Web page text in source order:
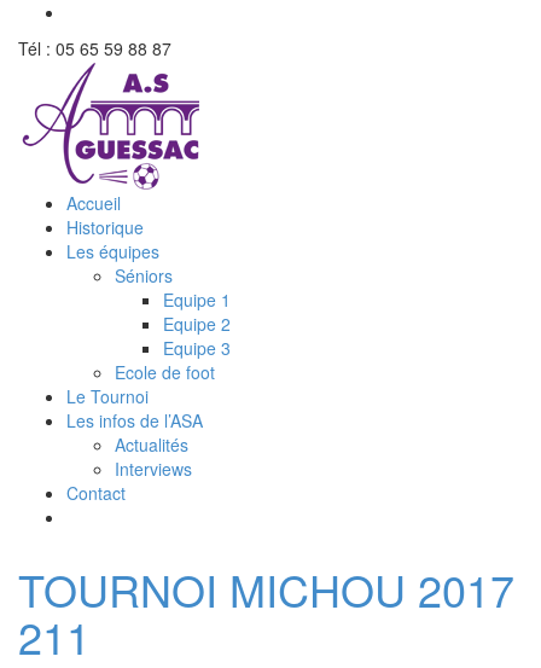
Tél : 05 65 59 88 87
Accueil
Historique
Les équipes
Séniors
Equipe 1
Equipe 2
Equipe 3
Ecole de foot
Le Tournoi
Les infos de l’ASA
Actualités
Interviews
Contact
TOURNOI MICHOU 2017
211